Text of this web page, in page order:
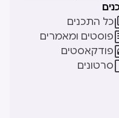
כל התכנים
פוסטים ומאמרים
פודקאסטים
סרטונים